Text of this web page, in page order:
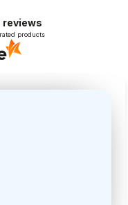
reviews
products